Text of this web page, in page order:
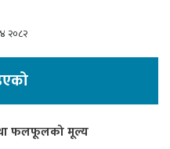
२०८२
फलफूलको मूल्य